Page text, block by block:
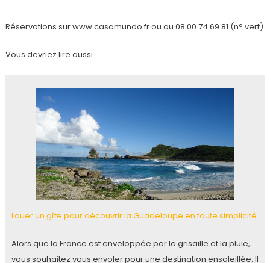
Réservations sur www.casamundo.fr ou au 08 00 74 69 81 (n° vert)
Vous devriez lire aussi
Louer un gîte pour découvrir la Guadeloupe en toute simplicité
Alors que la France est enveloppée par la grisaille et la pluie,
vous souhaitez vous envoler pour une destination ensoleillée. Il